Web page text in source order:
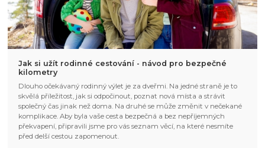
Jak si užít rodinné cestování - návod pro bezpečné
kilometry
Dlouho očekávaný rodinný výlet je za dveřmi. Na jedné straně je to
skvělá příležitost, jak si odpočinout, poznat nová místa a strávit
společný čas jinak než doma. Na druhé se může změnit v nečekané
komplikace. Aby byla vaše cesta bezpečná a bez nepříjemných
překvapení, připravili jsme pro vás seznam věcí, na které nesmíte
před delší cestou zapomenout.